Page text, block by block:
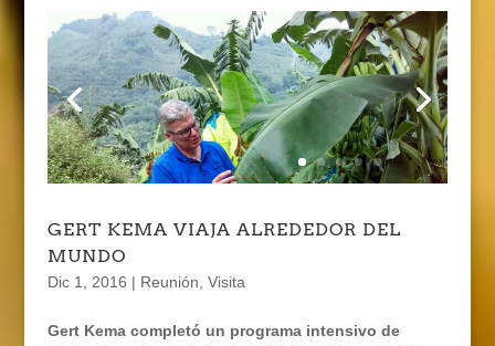
GERT KEMA VIAJA ALREDEDOR DEL
MUNDO
Dic 1, 2016 | Reunión Visita
Gert Kema completó un programa intensivo de